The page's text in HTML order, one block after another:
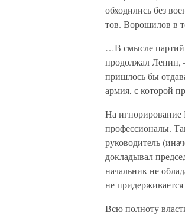
обходились без
тов. Ворошилов в
…В смысле
продолжал Ленин,
пришлось бы
армия, с которой
На
профессионалы.
руководитель
докладывал
начальник не
не
Всю полноту